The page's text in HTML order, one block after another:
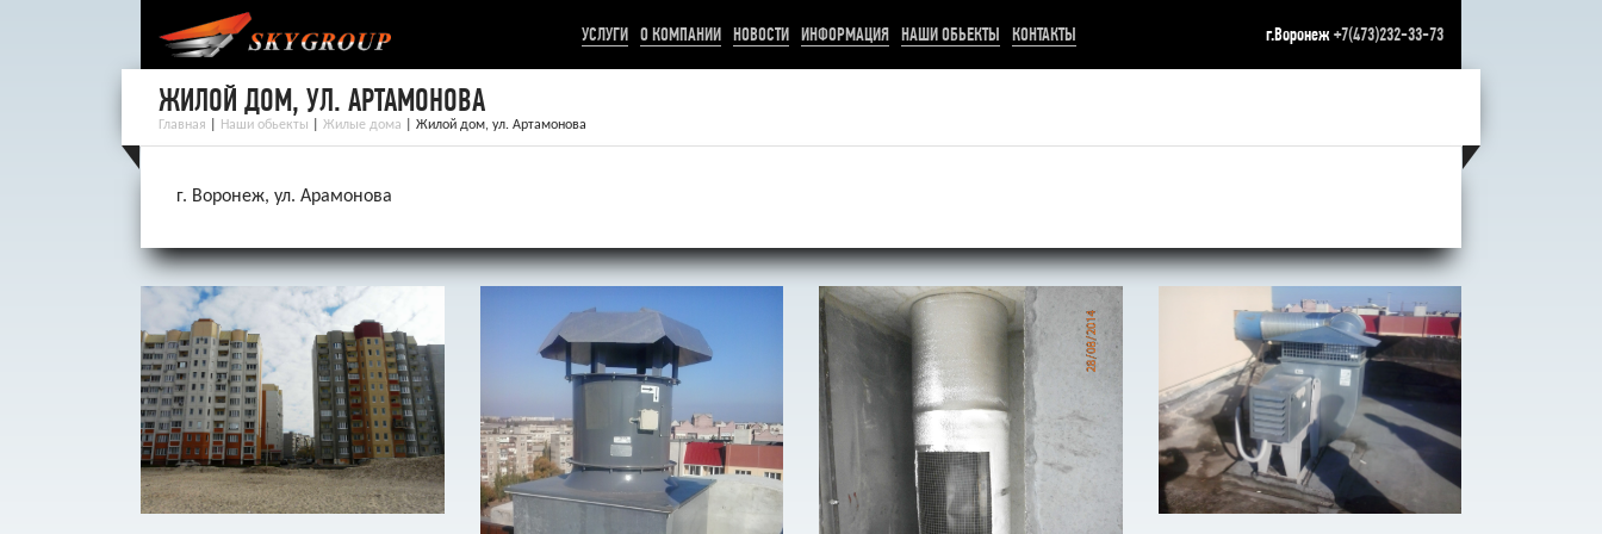
УСЛУГИ О КОМПАНИИ НОВОСТИ ИНФОРМАЦИЯ НАШИ ОБЬЕКТЫ КОНТАКТЫ г.Воронеж+7(473)232-33-73
ЖИЛОЙ ДОМ, УЛ. АРТАМОНОВА
Главная Наши обьекты Жилые дома Жилой дом, ул. Артамонова
г. Воронеж, ул. Арамонова